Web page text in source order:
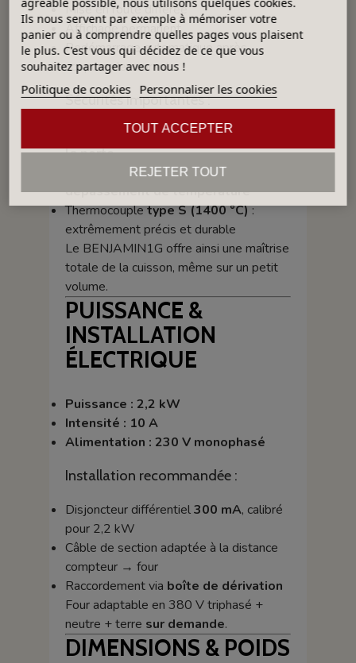
Mise en route différée
Affichage permanent
Redémarrage automatique après
coupure de courant
Sécurités importantes :
Coupure de sécurité à l’ouverture de
la porte
Coupure automatique en cas de
dépassement de température
Thermocoupletype S (1400 °C):
extrêmement précis et durable
Le BENJAMIN1G offre ainsi une maîtrise
totale de la cuisson, même sur un petit
volume.
PUISSANCE &
INSTALLATION
ÉLECTRIQUE
Puissance : 2,2 kW
Intensité : 10 A
Alimentation : 230 V monophasé
Installation recommandée :
Disjoncteur différentiel300 mA, calibré
pour 2,2 kW
Câble de section adaptée à la distance
compteur → four
Raccordement via boîte de dérivation
Four adaptable en 380 V triphasé +
neutre + terre sur demande.
DIMENSIONS & POIDS
Ils nous servent par exemple à mémoriser votre
panier ou à comprendre quelles pages vous plaisent
le plus. C'est vous qui décidez de ce que vous
souhaitez partager avec nous !
Politique de cookies Personnaliser les cookies
REJETER TOUT
TOUT ACCEPTER